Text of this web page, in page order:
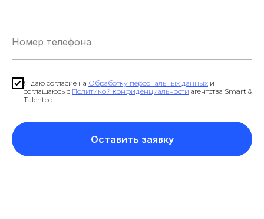
Я даю согласие на Обработку персональных данных и
соглашаюсь с Политикой конфиденциальности агентства Smart &
Talented
Оставить заявку